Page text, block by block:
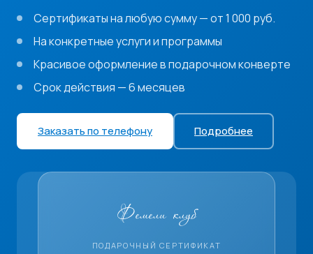
Сертификаты на любую сумму — от 1 000 руб.
На конкретные услуги и программы
Красивое оформление в подарочном конверте
Срок действия — 6 месяцев
Заказать по телефону Подробнее
Фемели клуб
ПОДАРОЧНЫЙ СЕРТИФИКАТ